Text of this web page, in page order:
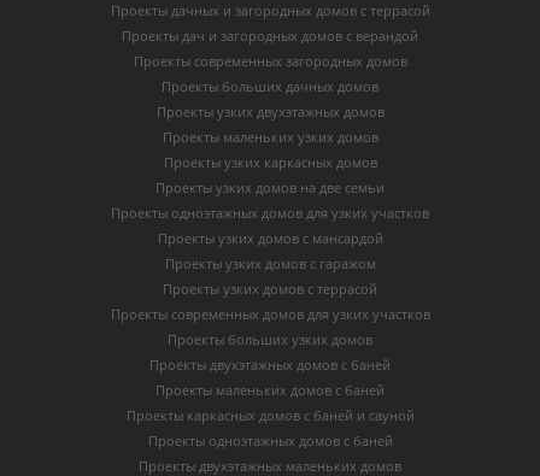
Проекты дачных и загородных домов с террасой
Проекты дач и загородных домов с верандой
Проекты современных загородных домов
Проекты больших дачных домов
Проекты узких двухэтажных домов
Проекты маленьких узких домов
Проекты узких каркасных домов
Проекты узких домов на две семьи
Проекты одноэтажных домов для узких участков
Проекты узких домов с мансардой
Проекты узких домов с гаражом
Проекты узких домов с террасой
Проекты современных домов для узких участков
Проекты больших узких домов
Проекты двухэтажных домов с баней
Проекты маленьких домов с баней
Проекты каркасных домов c баней и сауной
Проекты одноэтажных домов с баней
Проекты двухэтажных маленьких домов